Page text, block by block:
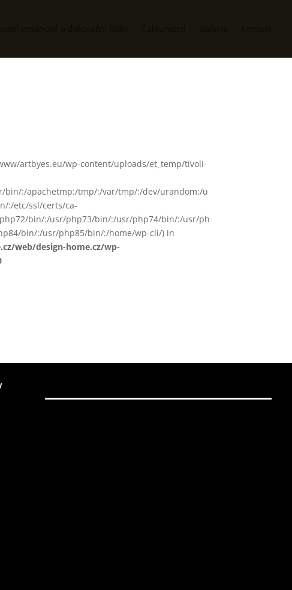
artbyes.eu/wp-content/uploads/et_temp/tivoli-
:/apachetmp:/tmp/:/var/tmp/:/dev/urandom:/u
:/etc/ssl/certs/ca-
bin/:/usr/php73/bin/:/usr/php74/bin/:/usr/ph
bin/:/usr/php85/bin/:/home/wp-cli/) in
web/design-home.cz/wp-